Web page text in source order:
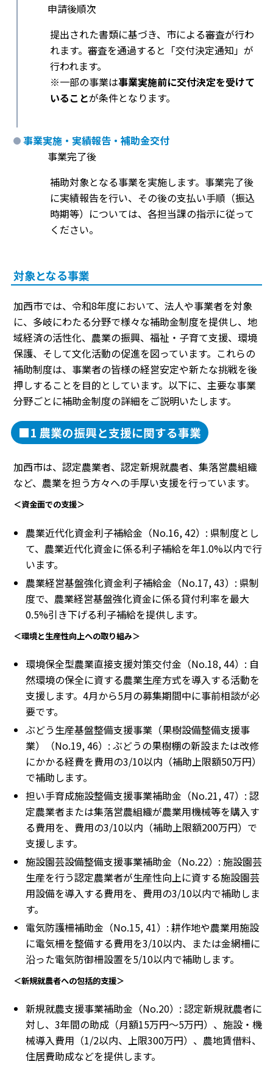
申請後順次
提出された書類に基づき、市による審査が行わ
れます。審査を通過すると「交付決定通知」が
行われます。
※一部の事業は事業実施前に交付決定を受けて
いることが条件となります。
事業実施・実績報告・補助金交付
事業完了後
補助対象となる事業を実施します。事業完了後
に実績報告を行い、その後の支払い手順（振込
時期等）については、各担当課の指示に従って
ください。
対象となる事業
加西市では、令和8年度において、法人や事業者を対象
に、多岐にわたる分野で様々な補助金制度を提供し、地
域経済の活性化、農業の振興、福祉・子育て支援、環境
保護、そして文化活動の促進を図っています。これらの
補助制度は、事業者の皆様の経営安定や新たな挑戦を後
押しすることを目的としています。以下に、主要な事業
分野ごとに補助金制度の詳細をご説明いたします。
■1 農業の振興と支援に関する事業
加西市は、認定農業者、認定新規就農者、集落営農組織
など、農業を担う方々への手厚い支援を行っています。
＜資金面での支援＞
農業近代化資金利子補給金（No.16, 42）: 県制度とし
て、農業近代化資金に係る利子補給を年1.0%以内で行
います。
農業経営基盤強化資金利子補給金（No.17, 43）: 県制
度で、農業経営基盤強化資金に係る貸付利率を最大
0.5%引き下げる利子補給を提供します。
＜環境と生産性向上への取り組み＞
環境保全型農業直接支援対策交付金（No.18, 44）: 自
然環境の保全に資する農業生産方式を導入する活動を
支援します。4月から5月の募集期間中に事前相談が必
要です。
ぶどう生産基盤整備支援事業（果樹設備整備支援事
業）（No.19, 46）: ぶどうの果樹棚の新設または改修
にかかる経費を費用の3/10以内（補助上限額50万円）
で補助します。
担い手育成施設整備支援事業補助金（No.21, 47）: 認
定農業者または集落営農組織が農業用機械等を購入す
る費用を、費用の3/10以内（補助上限額200万円）で
支援します。
施設園芸設備整備支援事業補助金（No.22）: 施設園芸
生産を行う認定農業者が生産性向上に資する施設園芸
用設備を導入する費用を、費用の3/10以内で補助しま
す。
電気防護柵補助金（No.15, 41）: 耕作地や農業用施設
に電気柵を整備する費用を3/10以内、または金網柵に
沿った電気防御柵設置を5/10以内で補助します。
＜新規就農者への包括的支援＞
新規就農支援事業補助金（No.20）: 認定新規就農者に
対し、3年間の助成（月額15万円〜5万円）、施設・機
械導入費用（1/2以内、上限300万円）、農地賃借料、
住居費助成などを提供します。